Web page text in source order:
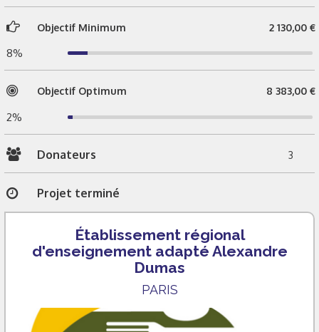
Objectif Minimum 2 130,00 €
8%
Objectif Optimum 8 383,00 €
2%
Donateurs 3
Projet terminé
Établissement régional
d'enseignement adapté Alexandre
Dumas
PARIS